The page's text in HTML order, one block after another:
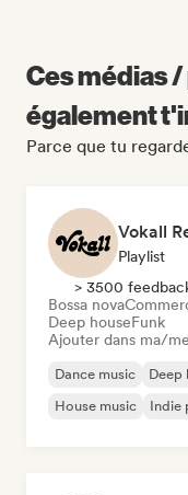
Ces médias
également
Parce que tu
Vokall
Playlist
> 3500
Bossa nova
Deep houseFunk
Ajouter dans ma/
Dance music Deep
House music
Indie